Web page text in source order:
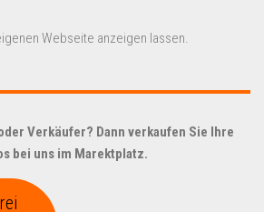
Webseite anzeigen lassen.
Verkäufer? Dann verkaufen Sie Ihre
bei uns im Marektplatz.